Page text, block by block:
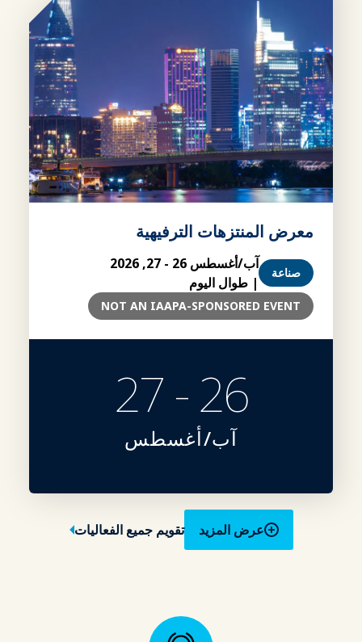
معرض المنتزهات الترفيهية
صناعة
آب/أغسطس 26 - 27, 2026
| طوال اليوم
NOT AN IAAPA-SPONSORED EVENT
26 - 27
آب/أغسطس
عرض المزيد تقويم جميع الفعاليات